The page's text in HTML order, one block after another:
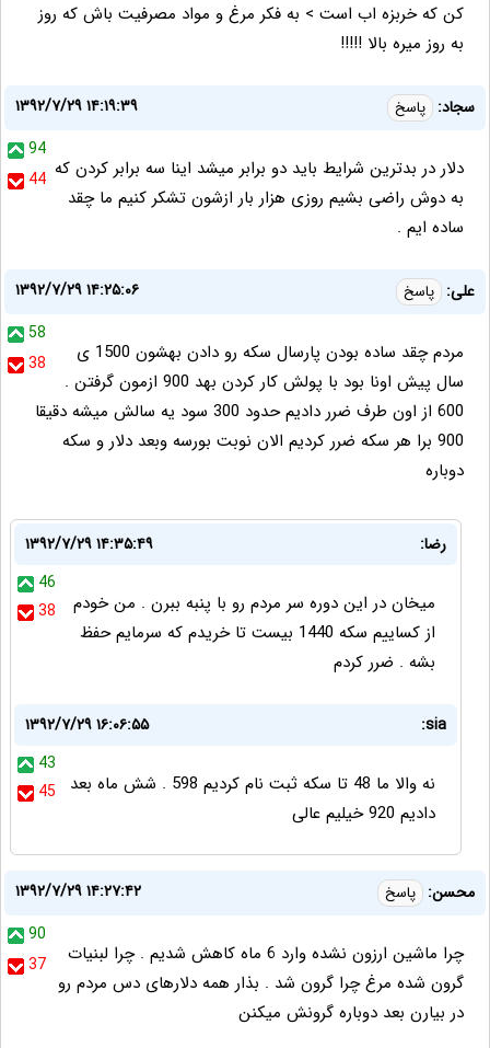
کن که خربزه اب است > به فکر مرغ و مواد مصرفیت باش که روز
به روز میره بالا !!!!!
سجاد: پاسخ
۱۳۹۲/۷/۲۹ ۱۴:۱۹:۳۹
94
44 دلار در بدترین شرایط باید دو برابر میشد اینا سه برابر کردن که
به دوش راضی بشیم روزی هزار بار ازشون تشکر کنیم ما چقد
ساده ایم .
علی: پاسخ
۱۳۹۲/۷/۲۹ ۱۴:۲۵:۰۶
58
38
مردم چقد ساده بودن پارسال سکه رو دادن بهشون 1500 ی
سال پیش اونا بود با پولش کار کردن بهد 900 ازمون گرفتن .
600 از اون طرف ضرر دادیم حدود 300 سود یه سالش میشه دقیقا
900 برا هر سکه ضرر کردیم الان نوبت بورسه وبعد دلار و سکه
دوباره
رضا:
۱۳۹۲/۷/۲۹ ۱۴:۳۵:۴۹
46
38
میخان در این دوره سر مردم رو با پنبه ببرن . من خودم
از کساییم سکه 1440 بیست تا خریدم که سرمایم حفظ
بشه . ضرر کردم
sia:
۱۳۹۲/۷/۲۹ ۱۶:۰۶:۵۵
43
45
نه والا ما 48 تا سکه ثبت نام کردیم 598 . شش ماه بعد
دادیم 920 خیلیم عالی
محسن: پاسخ
۱۳۹۲/۷/۲۹ ۱۴:۲۷:۴۲
90
37
چرا ماشین ارزون نشده وارد 6 ماه کاهش شدیم . چرا لبنیات
گرون شده مرغ چرا گرون شد . بذار همه دلارهای دس مردم رو
در بیارن بعد دوباره گرونش میکنن